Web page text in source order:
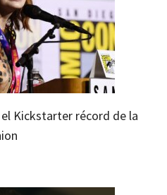
Kickstarter récord de la